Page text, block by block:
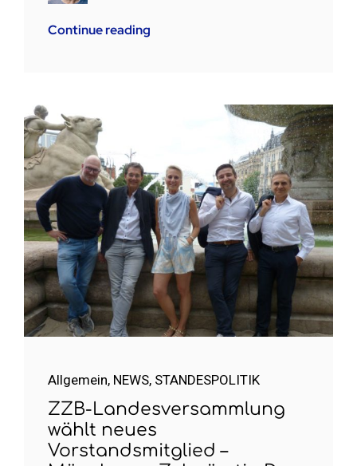
Continue reading
Allgemein, NEWS, STANDESPOLITIK
ZZB-Landesversammlung
wählt neues
Vorstandsmitglied –